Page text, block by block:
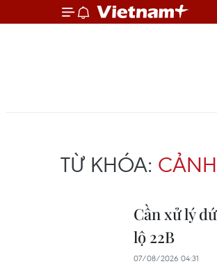
TỪ KHÓA:
Cần xử lý
lộ 22B
07/08/2026 04:31